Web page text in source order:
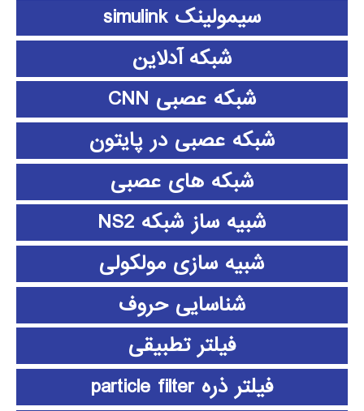
سیمولینک simulink
شبکه آدلاین
شبکه عصبی CNN
شبکه عصبی در پایتون
شبکه های عصبی
شبیه ساز شبکه NS2
شبیه سازی مولکولی
شناسایی حروف
فیلتر تطبیقی
فیلتر ذره particle filter